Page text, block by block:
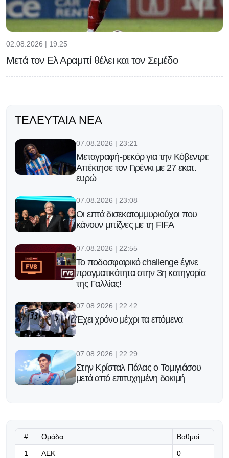
02.08.2026 | 19:25
Μετά τον Ελ Αραμπί θέλει και τον Σεμέδο
ΤΕΛΕΥΤΑΊΑ ΝΈΑ
07.08.2026 | 23:21
Μεταγραφή-ρεκόρ για την Κόβεντρι:
Απέκτησε τον Γιρένκι με 27 εκατ.
ευρώ
07.08.2026 | 23:08
Οι επτά δισεκατομμυριούχοι που
κάνουν μπίζνες με τη FIFA
07.08.2026 | 22:55
Το ποδοσφαιρικό challenge έγινε
πραγματικότητα στην 3η κατηγορία
της Γαλλίας!
07.08.2026 | 22:42
Έχει χρόνο μέχρι τα επόμενα
07.08.2026 | 22:29
Στην Κρίσταλ Πάλας ο Τομιγιάσου
μετά από επιτυχημένη δοκιμή
# Ομάδα Βαθμοί
1 ΑΕΚ 0